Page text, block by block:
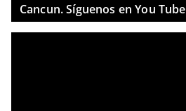
Cancun. Síguenos en You Tube